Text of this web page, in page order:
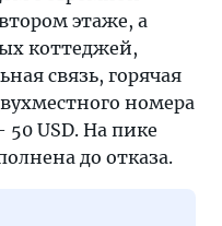
этаже, а
коттеджей,
связь, горячая
номера
USD. На пике
до отказа.